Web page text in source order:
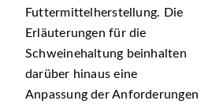
Futtermittelherstellung. Die
Erläuterungen für die
Schweinehaltung beinhalten
darüber hinaus eine
Anpassung der Anforderungen